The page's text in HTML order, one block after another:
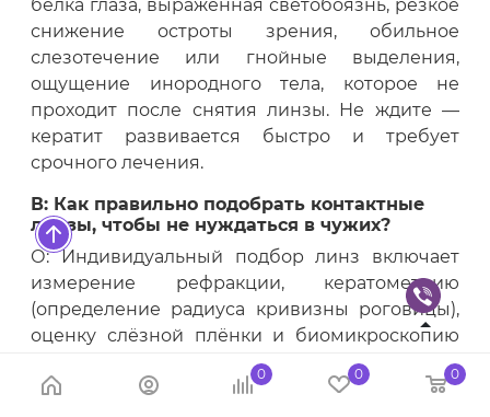
белка глаза, выраженная светобоязнь, резкое
снижение остроты зрения, обильное
слезотечение или гнойные выделения,
ощущение инородного тела, которое не
проходит после снятия линзы. Не ждите —
кератит развивается быстро и требует
срочного лечения.
В: Как правильно подобрать контактные
линзы, чтобы не нуждаться в чужих?
О: Индивидуальный подбор линз включает
измерение рефракции, кератометрию
(определение радиуса кривизны роговицы),
оценку слёзной плёнки и биомикроскопию
переднего отрезка глаза. По результатам
офтальмолог или оптометрист выдаёт рецепт
0 0 0